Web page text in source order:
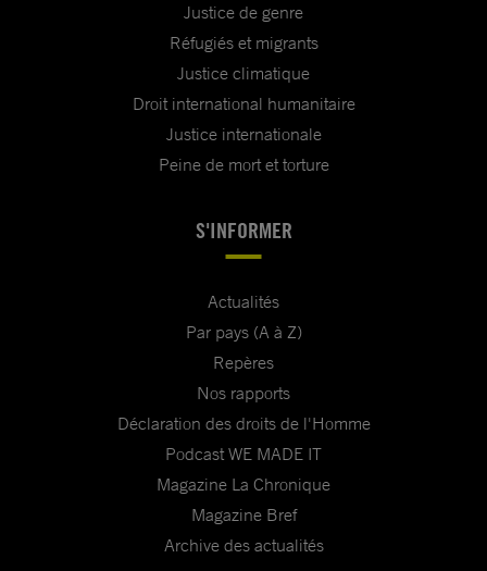
Justice de genre
Réfugiés et migrants
Justice climatique
Droit international humanitaire
Justice internationale
Peine de mort et torture
S'INFORMER
Actualités
Par pays (A à Z)
Repères
Nos rapports
Déclaration des droits de l'Homme
Podcast WE MADE IT
Magazine La Chronique
Magazine Bref
Archive des actualités